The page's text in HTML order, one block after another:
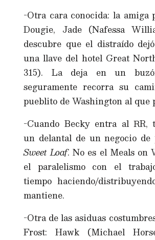
-Otra cara conocida: la amiga
Dougie, Jade (Nafessa
descubre que el distraído
una llave del hotel Great
315). La deja en un
seguramente recorra su
pueblito de Washington al que
-Cuando Becky entra al RR,
un delantal de un negocio de
Sweet Loaf. No es el Meals on
el paralelismo con el
tiempo haciendo/
mantiene.
-Otra de las asiduas
Frost: Hawk (Michael